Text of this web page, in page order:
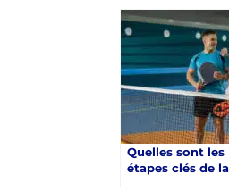
résine
Saint-Raphaël ?
Quelles sont les
étapes clés de la